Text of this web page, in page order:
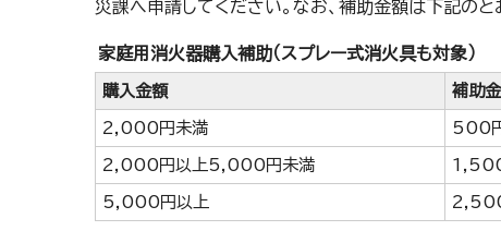
災課へ申請してください。なお、補助金額は下記のと
家庭用消火器購入補助（スプレー式消火具も対象）
購入金額 補助
2,000円未満 500
2,000円以上5,000円未満
5,000円以上